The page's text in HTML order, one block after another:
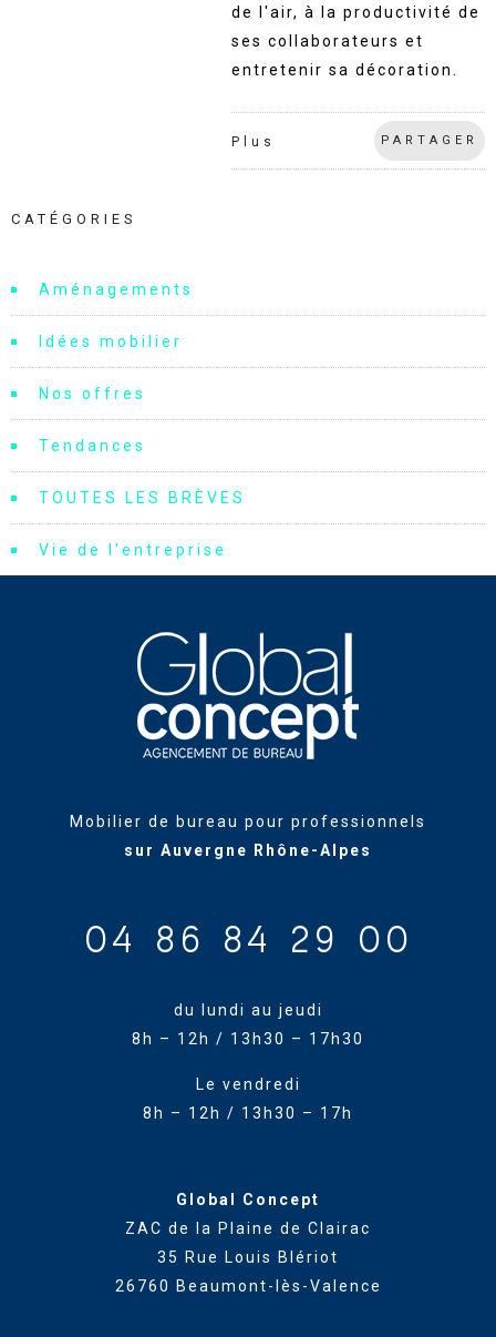
de l'air, à la productivité de
ses collaborateurs et
entretenir sa décoration.
Plus PARTAGER
CATÉGORIES
Aménagements
Idées mobilier
Nos offres
Tendances
TOUTES LES BRÈVES
Vie de l'entreprise
Mobilier de bureau pour professionnels
sur Auvergne Rhône-Alpes
04 86 84 29 00
du lundi au jeudi
8h – 12h / 13h30 – 17h30
Le vendredi
8h – 12h / 13h30 – 17h
Global Concept
ZAC de la Plaine de Clairac
35 Rue Louis Blériot
26760 Beaumont-lès-Valence